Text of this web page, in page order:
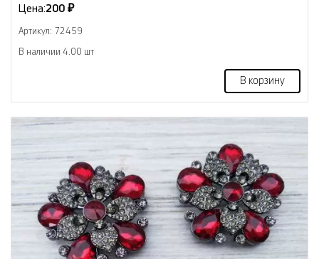
Цена:200 ₽
Артикул: 72459
В наличии 4.00 шт
В корзину